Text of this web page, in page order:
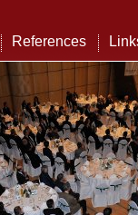
References